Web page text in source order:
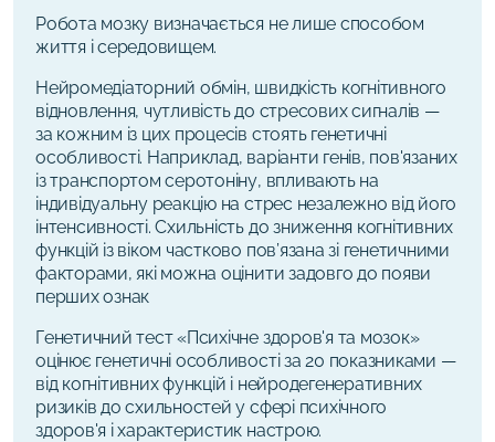
Робота мозку визначається не лише способом
життя і середовищем.
Нейромедіаторний обмін, швидкість когнітивного
відновлення, чутливість до стресових сигналів —
за кожним із цих процесів стоять генетичні
особливості. Наприклад, варіанти генів, пов'язаних
із транспортом серотоніну, впливають на
індивідуальну реакцію на стрес незалежно від його
інтенсивності. Схильність до зниження когнітивних
функцій із віком частково пов’язана зі генетичними
факторами, які можна оцінити задовго до появи
перших ознак
Генетичний тест «Психічне здоров'я та мозок»
оцінює генетичні особливості за 20 показниками —
від когнітивних функцій і нейродегенеративних
ризиків до схильностей у сфері психічного
здоров'я і характеристик настрою.